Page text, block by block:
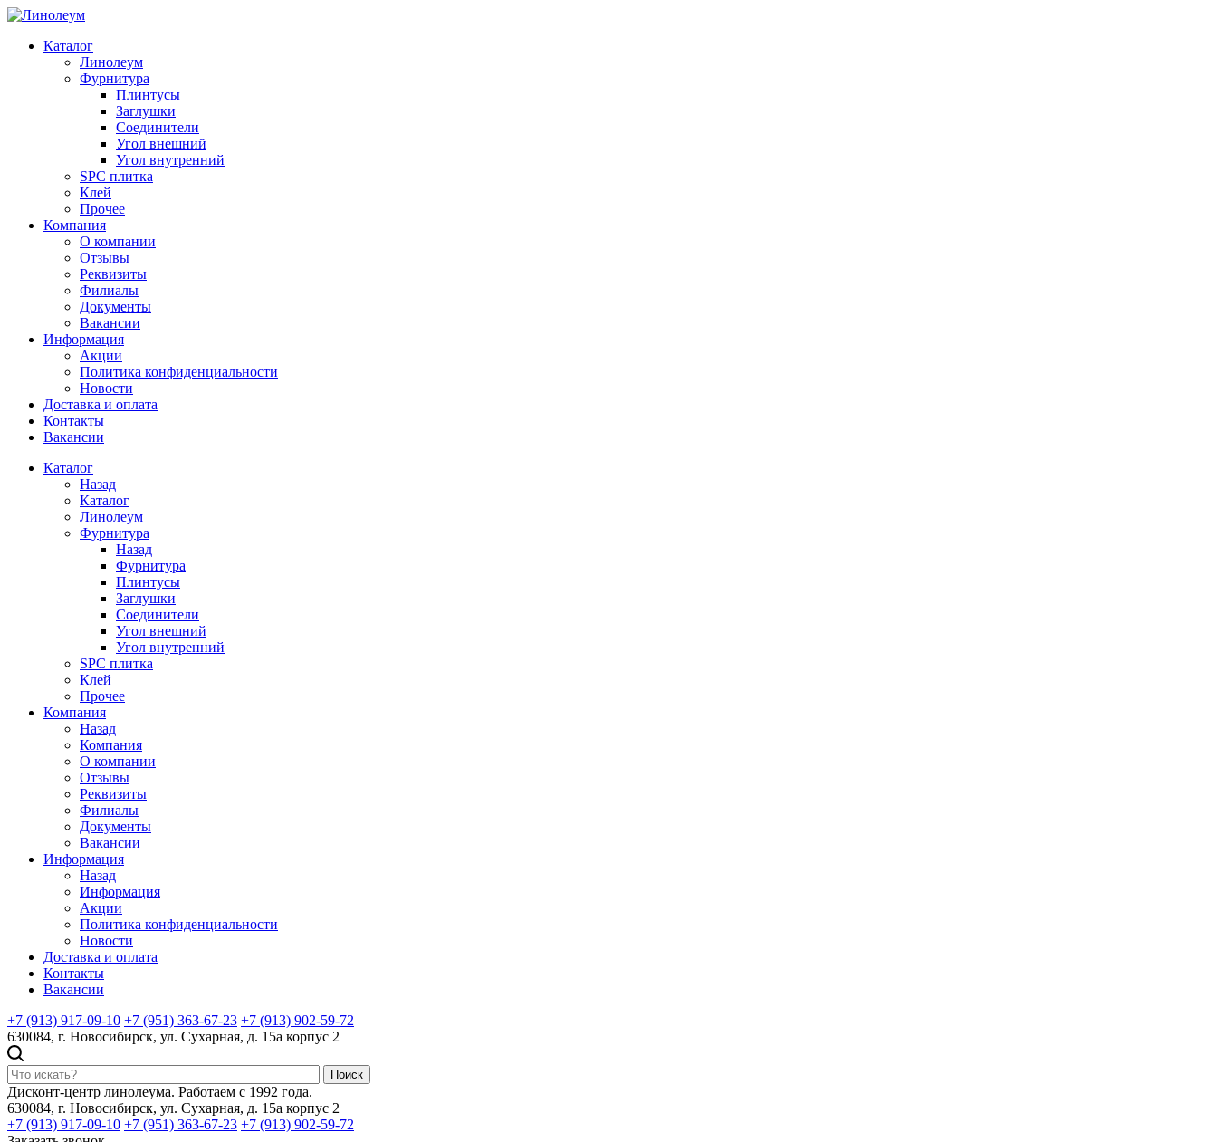
Каталог
Линолеум
Фурнитура
Плинтусы
Заглушки
Соединители
Угол внешний
Угол внутренний
SPC плитка
Клей
Прочее
Компания
О компании
Отзывы
Реквизиты
Филиалы
Документы
Вакансии
Информация
Акции
Политика конфиденциальности
Новости
Доставка и оплата
Контакты
Вакансии
Каталог
Назад
Каталог
Линолеум
Фурнитура
Назад
Фурнитура
Плинтусы
Заглушки
Соединители
Угол внешний
Угол внутренний
SPC плитка
Клей
Прочее
Компания
Назад
Компания
О компании
Отзывы
Реквизиты
Филиалы
Документы
Вакансии
Информация
Назад
Информация
Акции
Политика конфиденциальности
Новости
Доставка и оплата
Контакты
Вакансии
+7 (913) 917-09-10 +7 (951) 363-67-23 +7 (913) 902-59-72
630084, г. Новосибирск, ул. Сухарная, д. 15а корпус 2
Поиск
Дисконт-центр линолеума. Работаем с 1992 года.
630084, г. Новосибирск, ул. Сухарная, д. 15а корпус 2
+7 (913) 917-09-10 +7 (951) 363-67-23 +7 (913) 902-59-72